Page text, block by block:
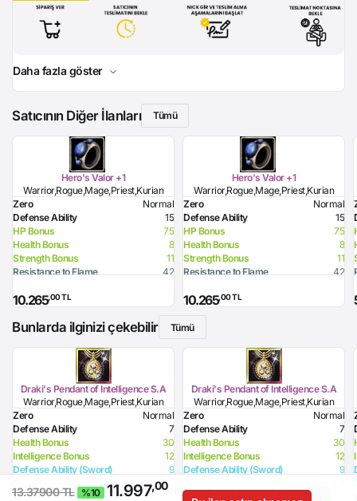
Daha fazla göster
Satıcının Diğer İlanları Tümü
Hero's Valor +1
Warrior,Rogue,Mage,Priest,Kurian
Zero
Normal
Defense Ability
15
HP Bonus
75
Health Bonus
8
Strength Bonus
11
Resistance to Flame
42
Resistance to Lighting
10.265,00 TL
Hero's Valor +1
Warrior,Rogue,Mage,Priest,Kurian
Zero
Normal
Defense Ability
15
HP Bonus
75
Health Bonus
8
Strength Bonus
11
Resistance to Flame
42
Resistance to Lighting
10.265,00 TL
Bunlarda ilginizi çekebilir
Tümü
Draki's Pendant of Intelligence S.A
Warrior,Rogue,Mage,Priest,Kurian
Zero
Normal
Defense Ability
7
Health Bonus
30
Intelligence Bonus
12
Defense Ability (Sword)
9
Defense Ability (Dagger)
Defense Ability (Spear)
10.999,00 TL - %1
Draki's Pendant of Intelligence S.A
Warrior,Rogue,Mage,Priest,Kurian
Zero
Normal
Defense Ability
7
Health Bonus
30
Intelligence Bonus
12
Defense Ability (Sword)
9
Defense Ability (Spear)
11.078,00 TL - %3
Bu site size daha iyi hizmet verebilmek için çerezler
Anladım
13.37900 TL %10 11.997,00